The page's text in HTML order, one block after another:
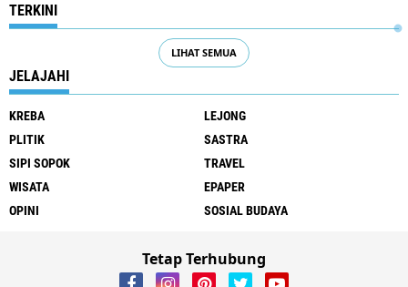
TERKINI
LIHAT SEMUA
JELAJAHI
KREBA
LEJONG
PLITIK
SASTRA
SIPI SOPOK
TRAVEL
WISATA
EPAPER
OPINI
SOSIAL BUDAYA
Tetap Terhubung